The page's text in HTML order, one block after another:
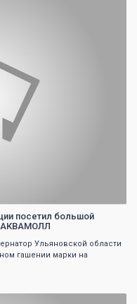
посетил большой
АКВАМОЛЛ
Ульяновской области
гашении марки на